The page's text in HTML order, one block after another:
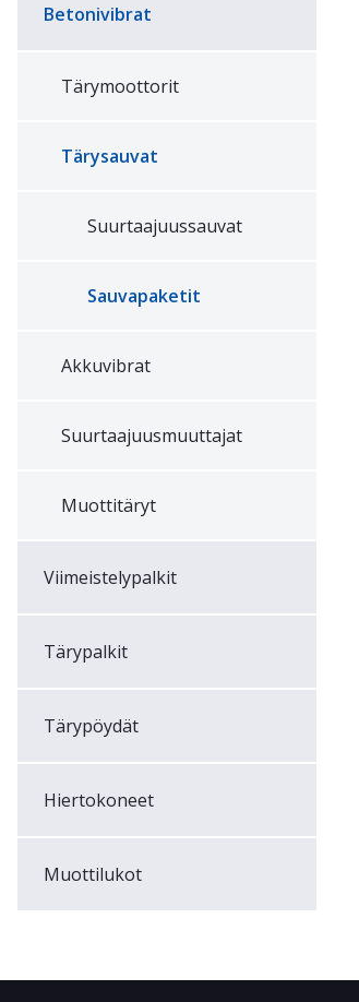
Betonivibrat
Tärymoottorit
Tärysauvat
Suurtaajuussauvat
Sauvapaketit
Akkuvibrat
Suurtaajuus­muuttajat
Muottitäryt
Viimeistelypalkit
Tärypalkit
Tärypöydät
Hiertokoneet
Muottilukot